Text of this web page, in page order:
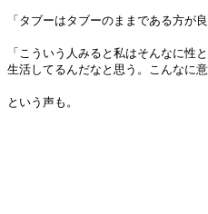
「タブーはタブーのままである方が
「こういう人みると私はそんなに性
生活してるんだなと思う。こんなに
という声も。